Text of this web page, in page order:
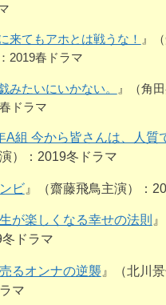
来てもアホとは戦うな！ 』
2019春ドラマ
みたいにいかない。
』（角
ドラマ
A組 今から皆さんは、人質
）：2019冬ドラマ
ビ』（齋藤飛鳥主演）：
が楽しくなる幸せの法則
ドラマ
るオンナの逆襲 』（北川
マ